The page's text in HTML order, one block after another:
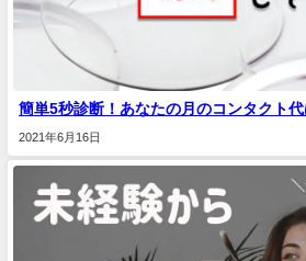
簡単5秒診断！あなたの月のコンタクト
2021年6月16日